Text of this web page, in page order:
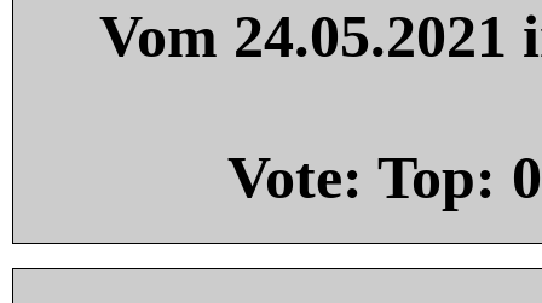
Vom
Vote: Top: 0